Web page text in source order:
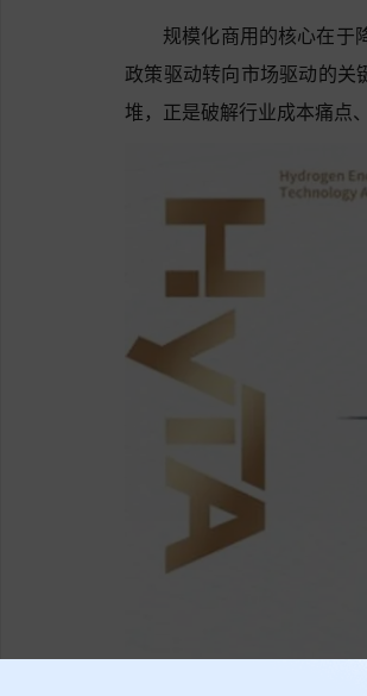
规模化商用的核心在于
政策驱动转向市场驱动的关
堆，正是破解行业成本痛点